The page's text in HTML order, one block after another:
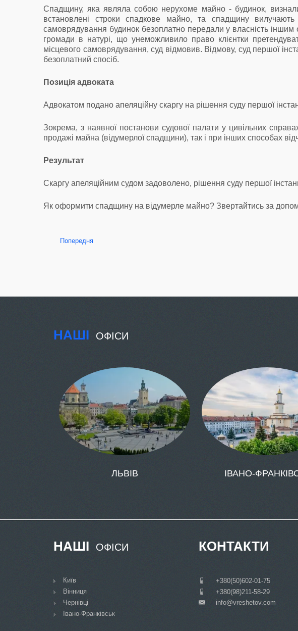
Спадщину, яка являла собою нерухоме майно - будинок,
встановлені строки спадкове майно, та спадщину
самоврядування будинок безоплатно передали у власність
громади в натурі, що унеможливило право клієнтки
місцевого самоврядування, суд відмовив. Відмову, суд першої
безоплатний спосіб.
Позиція адвоката
Адвокатом подано апеляційну скаргу на рішення суду першої
Зокрема, з наявної постанови судової палати у цивільних
продажі майна (відумерлої спадщини), так і при інших способах
Результат
Скаргу апеляційним судом задоволено, рішення суду першої
Як оформити спадщину на відумерле майно? Звертайтись за
Попередня
НАШІ ОФІСИ
ЛЬВІВ ІВАНО-
НАШІ ОФІСИ
Київ
Вінниця
Чернівці
Івано-Франківськ
КОНТАКТИ
+380(50)602-01-75
+380(98)211-58-29
___ info@vreshetov.com